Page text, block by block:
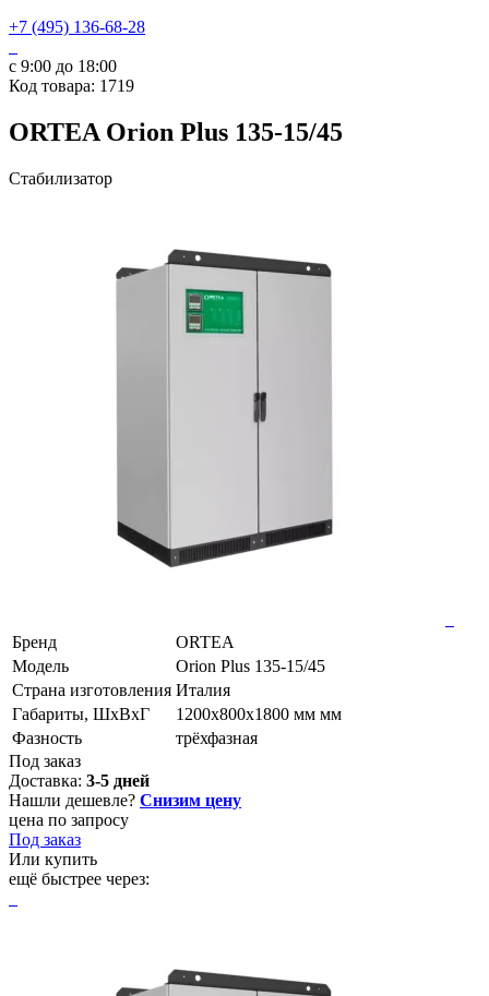
+7 (495) 136-68-28
с 9:00 до 18:00
Код товара: 1719
ORTEA Orion Plus 135-15/45
Стабилизатор
Бренд
ORTEA
Модель
Orion Plus 135-15/45
Страна изготовления Италия
Габариты, ШхВхГ
1200x800x1800 мм мм
Фазность
трёхфазная
Под заказ
Доставка: 3-5 дней
Нашли дешевле? Снизим цену
цена по запросу
Под заказ
Или купить
ещё быстрее через: